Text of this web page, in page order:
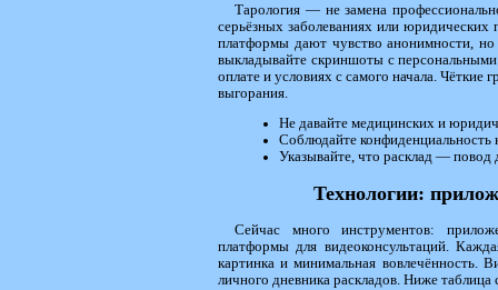
Тарология — не замена
серьёзных заболеваниях или юридических
платформы дают чувство анонимности, но
выкладывайте скриншоты с
оплате и условиях с самого начала.
выгорания.
Не давайте медицинских и
Соблюдайте конфиденциальность
Указывайте, что расклад — повод
Технологии:
Сейчас много инструментов:
платформы для видеоконсультаций.
картинка и минимальная вовлечённость.
личного дневника раскладов. Ниже